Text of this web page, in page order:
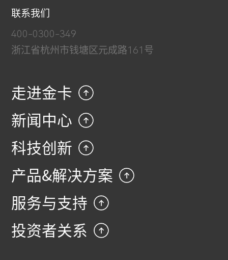
联系我们
400-0300-349
浙江省杭州市钱塘区元成路161号
走进金卡
新闻中心
科技创新
产品&解决方案
服务与支持
投资者关系